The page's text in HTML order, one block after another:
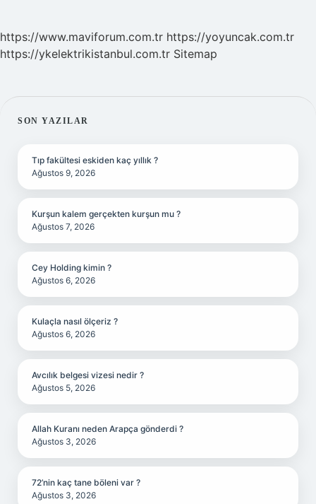
https://www.maviforum.com.tr https://yoyuncak.com.tr
https://ykelektrikistanbul.com.tr Sitemap
SIDEBAR
SON YAZILAR
Tıp fakültesi eskiden kaç yıllık ?
Ağustos 9, 2026
Kurşun kalem gerçekten kurşun mu ?
Ağustos 7, 2026
Cey Holding kimin ?
Ağustos 6, 2026
Kulaçla nasıl ölçeriz ?
Ağustos 6, 2026
Avcılık belgesi vizesi nedir ?
Ağustos 5, 2026
Allah Kuranı neden Arapça gönderdi ?
Ağustos 3, 2026
72’nin kaç tane böleni var ?
Ağustos 3, 2026